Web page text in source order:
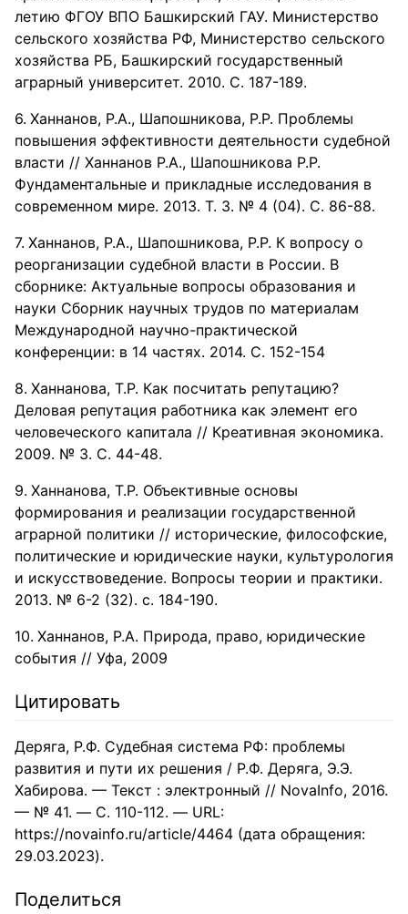
летию ФГОУ ВПО Башкирский ГАУ. Министерство
сельского хозяйства РФ, Министерство сельского
хозяйства РБ, Башкирский государственный
аграрный университет. 2010. С. 187-189.
Ханнанов, Р.А., Шапошникова, Р.Р. Проблемы
повышения эффективности деятельности судебной
власти // Ханнанов Р.А., Шапошникова Р.Р.
Фундаментальные и прикладные исследования в
современном мире. 2013. Т. 3. № 4 (04). С. 86-88.
Ханнанов, Р.А., Шапошникова, Р.Р. К вопросу о
реорганизации судебной власти в России. В
сборнике: Актуальные вопросы образования и
науки Сборник научных трудов по материалам
Международной научно-практической
конференции: в 14 частях. 2014. С. 152-154
Ханнанова, Т.Р. Как посчитать репутацию?
Деловая репутация работника как элемент его
человеческого капитала // Креативная экономика.
2009. № 3. С. 44-48.
Ханнанова, Т.Р. Объективные основы
формирования и реализации государственной
аграрной политики // исторические, философские,
политические и юридические науки, культурология
и искусствоведение. Вопросы теории и практики.
2013. № 6-2 (32). с. 184-190.
Ханнанов, Р.А. Природа, право, юридические
события // Уфа, 2009
Цитировать
Деряга, Р.Ф. Судебная система РФ: проблемы
развития и пути их решения / Р.Ф. Деряга, Э.Э.
Хабирова. — Текст : электронный // NovaInfo, 2016.
— № 41. — С. 110-112. — URL:
https://novainfo.ru/article/4464 (дата обращения:
29.03.2023).
Поделиться